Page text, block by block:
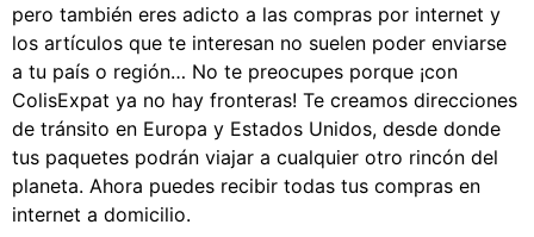
pero también eres adicto a las compras por internet y
los artículos que te interesan no suelen poder enviarse
a tu país o región… No te preocupes porque ¡con
ColisExpat ya no hay fronteras! Te creamos direcciones
de tránsito en Europa y Estados Unidos, desde donde
tus paquetes podrán viajar a cualquier otro rincón del
planeta. Ahora puedes recibir todas tus compras en
internet a domicilio.